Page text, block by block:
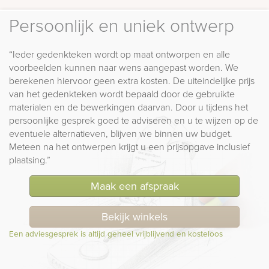
Persoonlijk en uniek ontwerp
“Ieder gedenkteken wordt op maat ontworpen en alle
voorbeelden kunnen naar wens aangepast worden. We
berekenen hiervoor geen extra kosten. De uiteindelijke prijs
van het gedenkteken wordt bepaald door de gebruikte
materialen en de bewerkingen daarvan. Door u tijdens het
persoonlijke gesprek goed te adviseren en u te wijzen op de
eventuele alternatieven, blijven we binnen uw budget.
Meteen na het ontwerpen krijgt u een prijsopgave inclusief
plaatsing.”
Maak een afspraak
Bekijk winkels
Een adviesgesprek is altijd geheel vrijblijvend en kosteloos